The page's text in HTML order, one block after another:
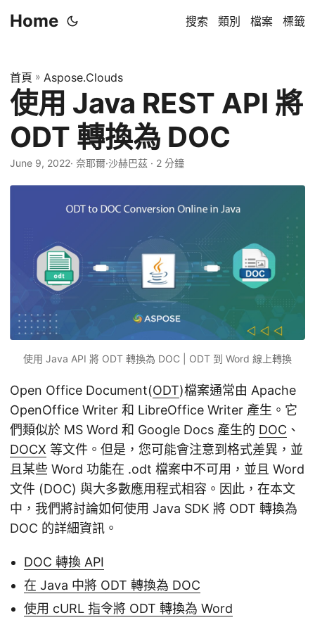
Home 搜索 類別 檔案 標籤
首頁 » Aspose.Clouds
使用 Java REST API 將
ODT 轉換為 DOC
June 9, 2022· 奈耶爾·沙赫巴茲 · 2 分鐘
使用 Java API 將 ODT 轉換為 DOC | ODT 到 Word 線上轉換
Open Office Document(ODT)檔案通常由 Apache
OpenOffice Writer 和 LibreOffice Writer 產生。它
們類似於 MS Word 和 Google Docs 產生的 DOC 、
DOCX 等文件。但是，您可能會注意到格式差異，並
且某些 Word 功能在 .odt 檔案中不可用，並且 Word
文件 (DOC) 與大多數應用程式相容。因此，在本文
中，我們將討論如何使用 Java SDK 將 ODT 轉換為
DOC 的詳細資訊。
DOC 轉換 API
在 Java 中將 ODT 轉換為 DOC
使用 cURL 指令將 ODT 轉換為 Word